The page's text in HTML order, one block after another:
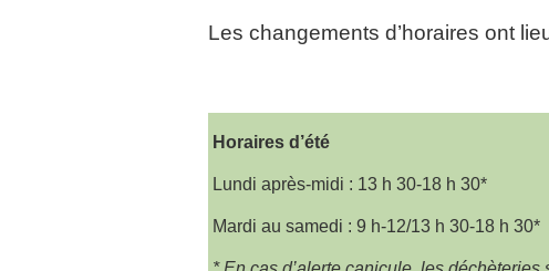
Les changements d’horaires ont
Horaires d’été
Lundi après-midi : 13 h 30-18 h 30*
Mardi au samedi : 9 h-12/13 h 30-18 h 30*